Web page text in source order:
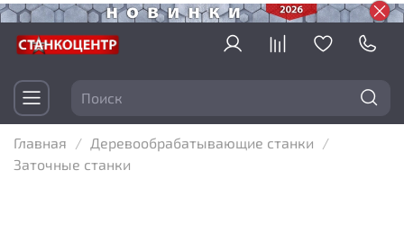
Главная
Деревообрабатывающие станки
Заточные станки